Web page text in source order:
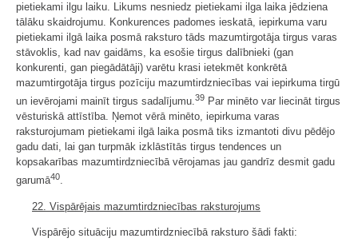
pietiekami ilgu laiku. Likums nesniedz pietiekami ilga laika jēdziena
tālāku skaidrojumu. Konkurences padomes ieskatā, iepirkuma varu
pietiekami ilgā laika posmā raksturo tāds mazumtirgotāja tirgus varas
stāvoklis, kad nav gaidāms, ka esošie tirgus dalībnieki (gan
konkurenti, gan piegādātāji) varētu krasi ietekmēt konkrētā
mazumtirgotāja tirgus pozīciju mazumtirdzniecības vai iepirkuma tirgū
un ievērojami mainīt tirgus sadalījumu.39 Par minēto var liecināt tirgus
vēsturiskā attīstība. Ņemot vērā minēto, iepirkuma varas
raksturojumam pietiekami ilgā laika posmā tiks izmantoti divu pēdējo
gadu dati, lai gan turpmāk izklāstītās tirgus tendences un
kopsakarības mazumtirdzniecībā vērojamas jau gandrīz desmit gadu
garumā40.
22. Vispārējais mazumtirdzniecības raksturojums
Vispārējo situāciju mazumtirdzniecībā raksturo šādi fakti: